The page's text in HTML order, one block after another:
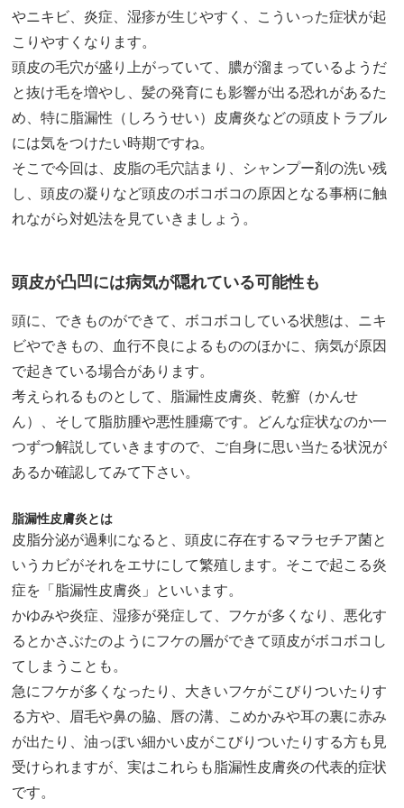
やニキビ、炎症、湿疹が生じやすく、こういった症状が起
こりやすくなります。
頭皮の毛穴が盛り上がっていて、膿が溜まっているようだ
と抜け毛を増やし、髪の発育にも影響が出る恐れがあるた
め、特に脂漏性（しろうせい）皮膚炎などの頭皮トラブル
には気をつけたい時期ですね。
そこで今回は、皮脂の毛穴詰まり、シャンプー剤の洗い残
し、頭皮の凝りなど頭皮のボコボコの原因となる事柄に触
れながら対処法を見ていきましょう。
頭皮が凸凹には病気が隠れている可能性も
頭に、できものができて、ボコボコしている状態は、ニキ
ビやできもの、血行不良によるもののほかに、病気が原因
で起きている場合があります。
考えられるものとして、脂漏性皮膚炎、乾癬（かんせ
ん）、そして脂肪腫や悪性腫瘍です。どんな症状なのか一
つずつ解説していきますので、ご自身に思い当たる状況が
あるか確認してみて下さい。
脂漏性皮膚炎とは
皮脂分泌が過剰になると、頭皮に存在するマラセチア菌と
いうカビがそれをエサにして繁殖します。そこで起こる炎
症を「脂漏性皮膚炎」といいます。
かゆみや炎症、湿疹が発症して、フケが多くなり、悪化す
るとかさぶたのようにフケの層ができて頭皮がボコボコし
てしまうことも。
急にフケが多くなったり、大きいフケがこびりついたりす
る方や、眉毛や鼻の脇、唇の溝、こめかみや耳の裏に赤み
が出たり、油っぽい細かい皮がこびりついたりする方も見
受けられますが、実はこれらも脂漏性皮膚炎の代表的症状
です。